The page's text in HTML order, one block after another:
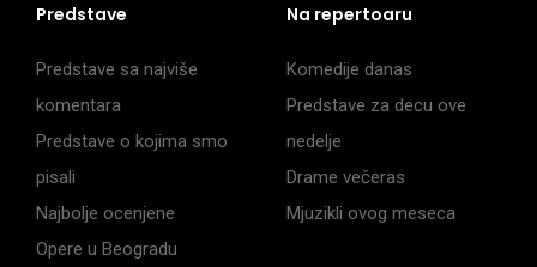
Predstave
Predstave sa najviše
komentara
Predstave o kojima smo
pisali
Najbolje ocenjene
Opere u Beogradu
Na repertoaru
Komedije danas
Predstave za decu ove
nedelje
Drame večeras
Mjuzikli ovog meseca